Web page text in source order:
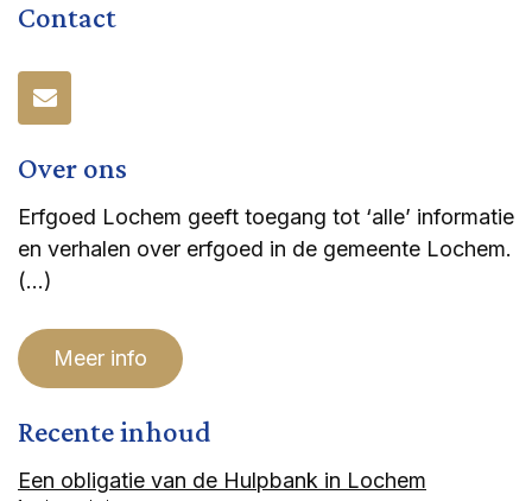
Contact
Over ons
Erfgoed Lochem geeft toegang tot ‘alle’ informatie
en verhalen over erfgoed in de gemeente Lochem.
(…)
Meer info
Recente inhoud
Een obligatie van de Hulpbank in Lochem